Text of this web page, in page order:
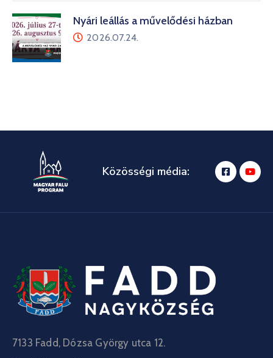
Nyári leállás a művelődési házban
2026.07.24.
Közösségi média:
7133 Fadd, Dózsa György utca 12.